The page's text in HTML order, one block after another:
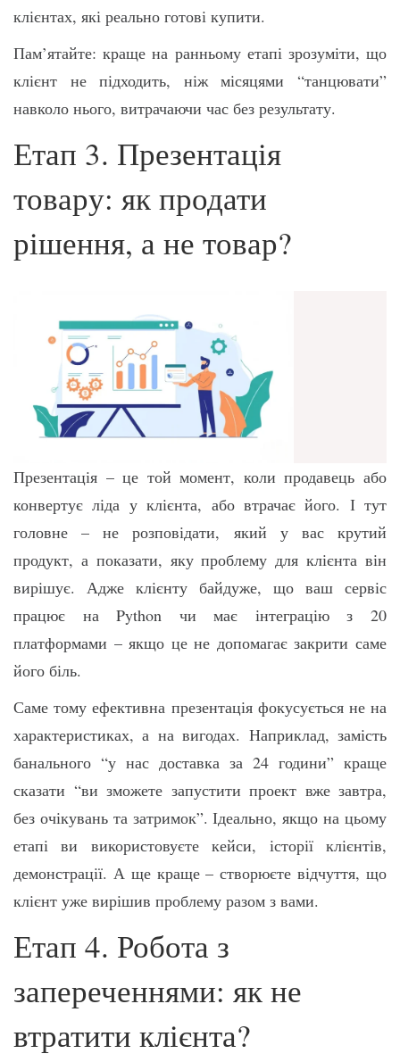
клієнтах, які реально готові купити.
Пам’ятайте: краще на ранньому етапі зрозуміти, що
клієнт не підходить, ніж місяцями “танцювати”
навколо нього, витрачаючи час без результату.
Етап 3. Презентація
товару: як продати
рішення, а не товар?
Презентація – це той момент, коли продавець або
конвертує ліда у клієнта, або втрачає його. І тут
головне – не розповідати, який у вас крутий
продукт, а показати, яку проблему для клієнта він
вирішує. Адже клієнту байдуже, що ваш сервіс
працює на Python чи має інтеграцію з 20
платформами – якщо це не допомагає закрити саме
його біль.
Саме тому ефективна презентація фокусується не на
характеристиках, а на вигодах. Наприклад, замість
банального “у нас доставка за 24 години” краще
сказати “ви зможете запустити проект вже завтра,
без очікувань та затримок”. Ідеально, якщо на цьому
етапі ви використовуєте кейси, історії клієнтів,
демонстрації. А ще краще – створюєте відчуття, що
клієнт уже вирішив проблему разом з вами.
Етап 4. Робота з
запереченнями: як не
втратити клієнта?